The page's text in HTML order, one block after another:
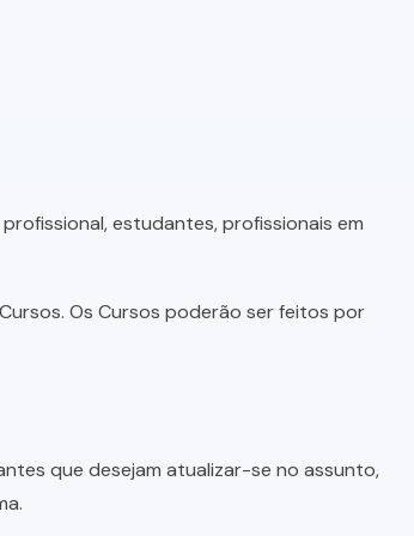
estudantes, profissionais em
Os Cursos poderão ser feitos por
que desejam atualizar-se no assunto,